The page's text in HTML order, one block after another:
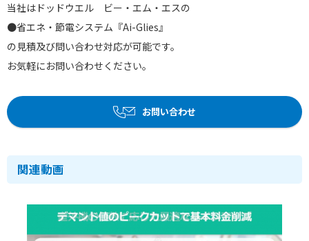
当社はドッドウエル ビー・エム・エスの
●省エネ・節電システム『Ai-Glies』
の見積及び問い合わせ対応が可能です。
お気軽にお問い合わせください。
お問い合わせ
関連動画